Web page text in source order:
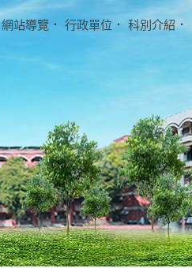
網站導覽 ． 行政單位 ． 科別介紹．